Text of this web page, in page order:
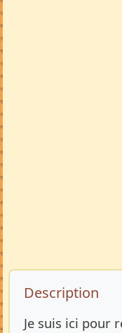
Description
Description
Je suis ici pour